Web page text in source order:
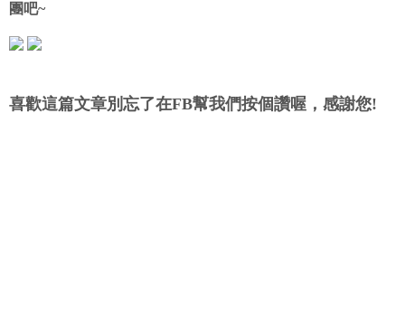
團吧~
喜歡這篇文章別忘了在FB幫我們按個讚喔，感謝您!